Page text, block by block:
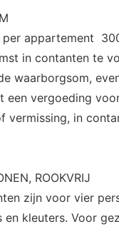
appartement 
in contanten te
waarborgsom,
een vergoeding
vermissing, in
ROOKVRIJ
zijn voor vier
en kleuters. Voor